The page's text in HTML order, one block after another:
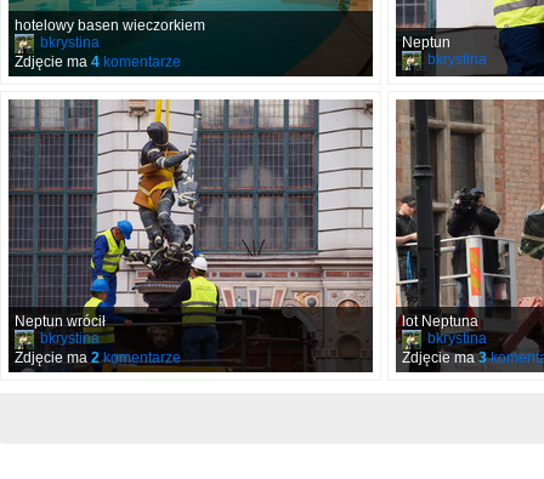
hotelowy basen wieczorkiem
bkrystina
Zdjęcie ma 4 komentarze
Neptun
bkrystina
Neptun wrócił
bkrystina
Zdjęcie ma2komentarze
lot Neptuna
bkrystina
Zdjęcie ma3